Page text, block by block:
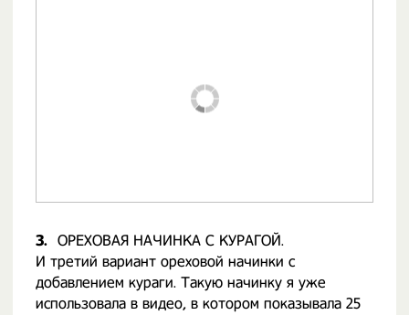
3. ОРЕХОВАЯ НАЧИНКА С КУРАГОЙ.
И третий вариант ореховой начинки с
добавлением кураги. Такую начинку я уже
использовала в видео, в котором показывала 25